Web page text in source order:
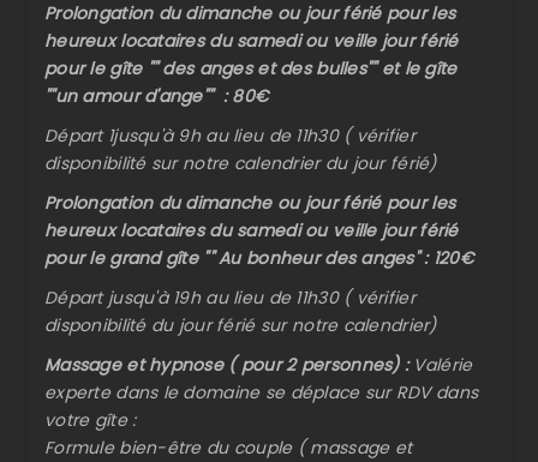
Prolongation du dimanche ou jour férié pour les
heureux locataires du samedi ou veille jour férié
pour le gîte "" des anges et des bulles"" et le gîte
""un amour d'ange"" : 80€
Départ 1jusqu'à 9h au lieu de 11h30 ( vérifier
disponibilité sur notre calendrier du jour férié)
Prolongation du dimanche ou jour férié pour les
heureux locataires du samedi ou veille jour férié
pour le grand gîte "" Au bonheur des anges" : 120€
Départ jusqu'à 19h au lieu de 11h30 ( vérifier
disponibilité du jour férié sur notre calendrier)
Massage et hypnose ( pour 2 personnes) : Valérie
experte dans le domaine se déplace sur RDV dans
votre gîte :
Formule bien-être du couple ( massage et